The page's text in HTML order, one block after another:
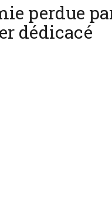
perdue
dédicacé